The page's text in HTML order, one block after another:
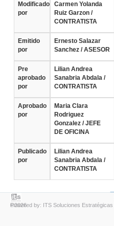
Modificado
por
Carmen Yolanda
Ruiz Garzon /
CONTRATISTA
Emitido
por
Ernesto Salazar
Sanchez / ASESOR
Pre
aprobado
por
Lilian Andrea
Sanabria Abdala /
CONTRATISTA
Aprobado
por
Maria Clara
Rodriguez
Gonzalez / JEFE
DE OFICINA
Publicado
por
Lilian Andrea
Sanabria Abdala /
CONTRATISTA
Powered by: ITS Soluciones Estratégicas ©2026